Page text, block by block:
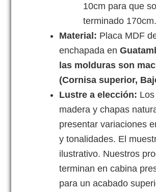
10cm para que
terminado 170cm.
Material: Placa MDF
enchapada en
las molduras son
(Cornisa superior,
Lustre a elección:
madera y chapas
presentar variaciones
y tonalidades. El
ilustrativo. Nuestros
terminan en cabina
para un acabado